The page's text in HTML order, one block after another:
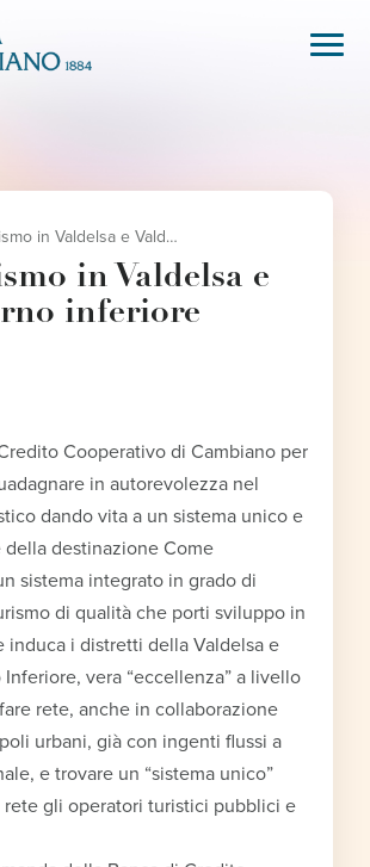
in Valdelsa e Valdarno inferiore
in Valdelsa e
inferiore
Cooperativo di Cambiano per
in autorevolezza nel
dando vita a un sistema unico e
destinazione Come
sistema integrato in grado di
di qualità che porti sviluppo in
induca i distretti della Valdelsa e
vera “eccellenza” a livello
rete, anche in collaborazione
urbani, già con ingenti flussi a
e trovare un “sistema unico”
gli operatori turistici pubblici e